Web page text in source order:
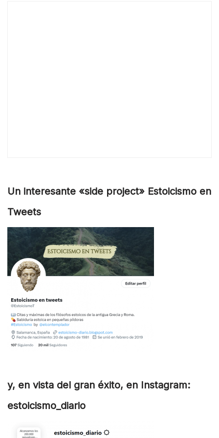
Un interesante «side project» Estoicismo en
Tweets
y, en vista del gran éxito, en Instagram:
estoicismo_diario